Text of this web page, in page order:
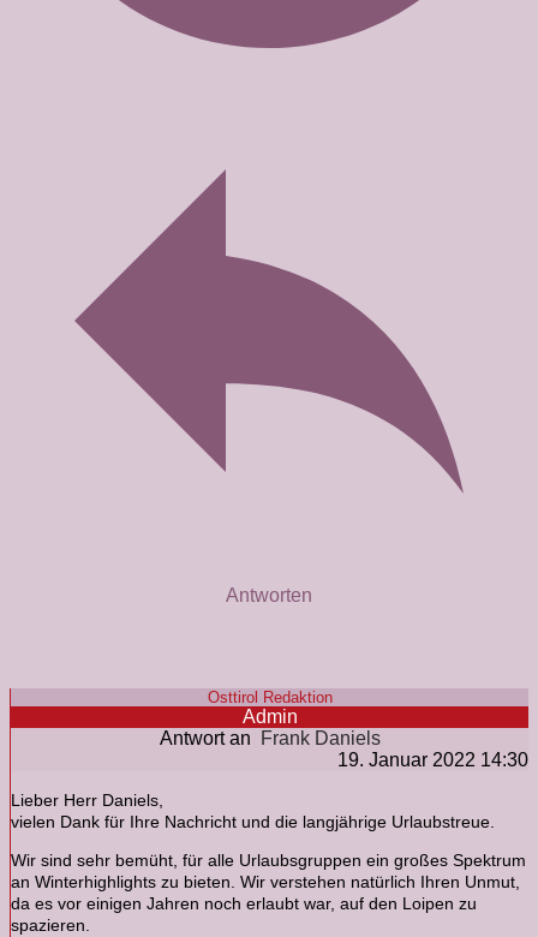
Antworten
Osttirol Redaktion
Admin
Antwort an
Frank Daniels
19. Januar 2022 14:30
Lieber Herr Daniels,
vielen Dank für Ihre Nachricht und die langjährige Urlaubstreue.
Wir sind sehr bemüht, für alle Urlaubsgruppen ein großes Spektrum
an Winterhighlights zu bieten. Wir verstehen natürlich Ihren Unmut,
da es vor einigen Jahren noch erlaubt war, auf den Loipen zu
spazieren.